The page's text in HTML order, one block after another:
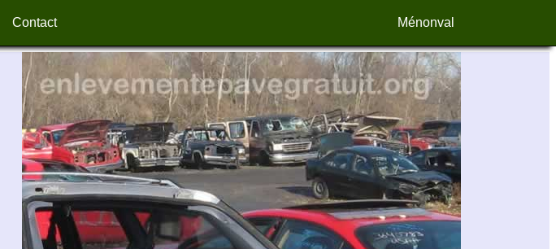
Contact Ménonval